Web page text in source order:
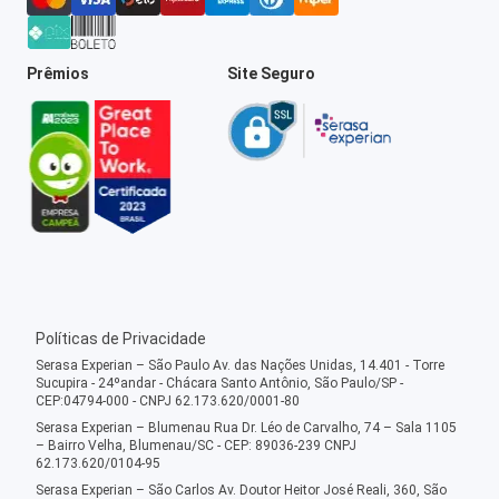
Prêmios Site Seguro
Políticas de Privacidade
Serasa Experian – São Paulo Av. das Nações Unidas, 14.401 - Torre
Sucupira - 24ºandar - Chácara Santo Antônio, São Paulo/SP -
CEP:04794-000 - CNPJ 62.173.620/0001-80
Serasa Experian – Blumenau Rua Dr. Léo de Carvalho, 74 – Sala 1105
– Bairro Velha, Blumenau/SC - CEP: 89036-239 CNPJ
62.173.620/0104-95
Serasa Experian – São Carlos Av. Doutor Heitor José Reali, 360, São